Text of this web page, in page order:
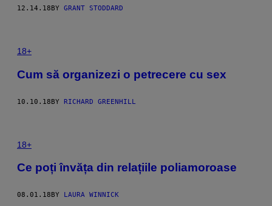
12.14.18 BY GRANT STODDARD
18+
Cum să organizezi o petrecere cu sex
10.10.18BY RICHARD GREENHILL
18+
Ce poți învăța din relațiile poliamoroase
08.01.18 BY LAURA WINNICK